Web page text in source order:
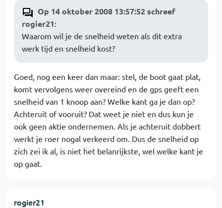
Op 14 oktober 2008 13:57:52 schreef
rogier21:
Waarom wil je de snelheid weten als dit extra
werk tijd en snelheid kost?
Goed, nog een keer dan maar: stel, de boot gaat plat,
komt vervolgens weer overeind en de gps geeft een
snelheid van 1 knoop aan? Welke kant ga je dan op?
Achteruit of vooruit? Dat weet je niet en dus kun je
ook geen aktie ondernemen. Als je achteruit dobbert
werkt je roer nogal verkeerd om. Dus de snelheid op
zich zei ik al, is niet het belanrijkste, wel welke kant je
op gaat.
rogier21